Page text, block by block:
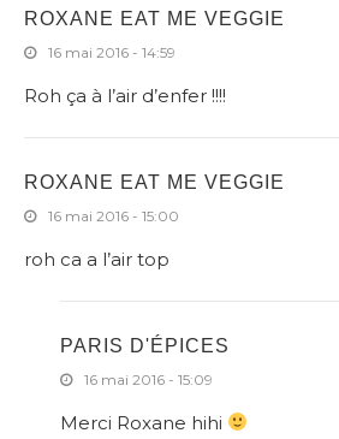
ROXANE EAT ME VEGGIE
16 mai 2016 - 14:59
Roh ça à l’air d’enfer !!!!
ROXANE EAT ME VEGGIE
16 mai 2016 - 15:00
roh ca a l’air top
PARIS D'ÉPICES
16 mai 2016 - 15:09
Merci Roxane hihi